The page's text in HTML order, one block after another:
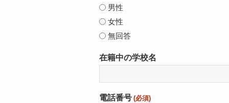
男性
女性
無回答
在籍中の学校名
電話番号 (必須)